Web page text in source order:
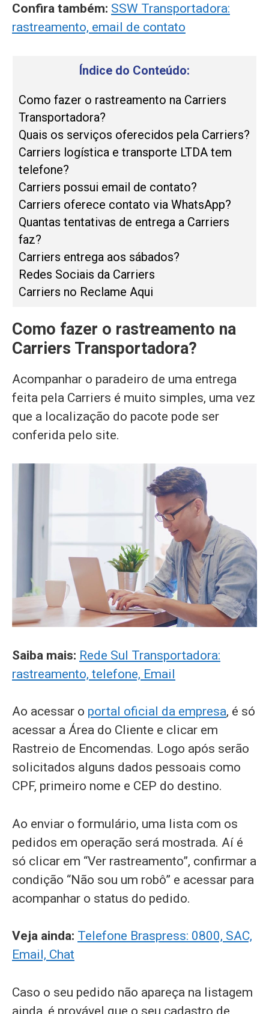
Confira também: SSW Transportadora:
rastreamento, email de contato
Índice do Conteúdo:
Como fazer o rastreamento na Carriers
Transportadora?
Quais os serviços oferecidos pela Carriers?
Carriers logística e transporte LTDA tem
telefone?
Carriers possui email de contato?
Carriers oferece contato via WhatsApp?
Quantas tentativas de entrega a Carriers
faz?
Carriers entrega aos sábados?
Redes Sociais da Carriers
Carriers no Reclame Aqui
Como fazer o rastreamento na
Carriers Transportadora?
Acompanhar o paradeiro de uma entrega
feita pela Carriers é muito simples, uma vez
que a localização do pacote pode ser
conferida pelo site.
Saiba mais: Rede Sul Transportadora:
rastreamento, telefone, Email
Ao acessar o portal oficial da empresa, é só
acessar a Área do Cliente e clicar em
Rastreio de Encomendas. Logo após serão
solicitados alguns dados pessoais como
CPF, primeiro nome e CEP do destino.
Ao enviar o formulário, uma lista com os
pedidos em operação será mostrada. Aí é
só clicar em “Ver rastreamento”, confirmar a
condição “Não sou um robô” e acessar para
acompanhar o status do pedido.
Veja ainda: Telefone Braspress: 0800, SAC,
Email, Chat
Caso o seu pedido não apareça na listagem
ainda, é provável que o seu cadastro de